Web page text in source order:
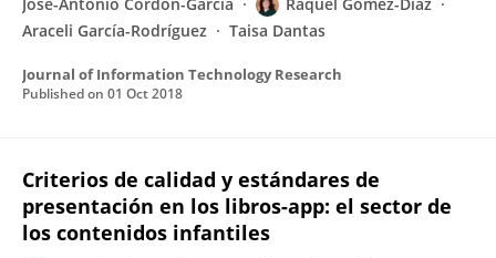
Araceli García-Rodríguez
Taisa Dantas
Journal of Information Technology Research
Published on 01 Oct 2018
Criterios de calidad y estándares de
presentación en los libros-app: el sector de
los contenidos infantiles